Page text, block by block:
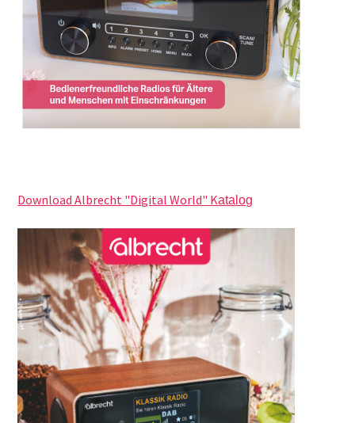
Download Albrecht "Digital World" Katalog